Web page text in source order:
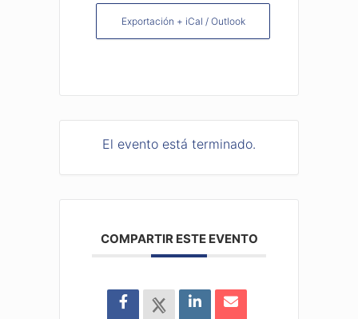
Exportación + iCal / Outlook
El evento está terminado.
COMPARTIR ESTE EVENTO